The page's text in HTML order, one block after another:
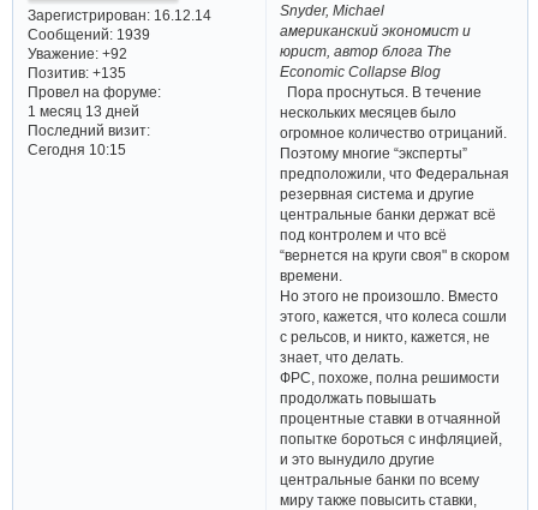
Зарегистрирован: 16.12.14
Сообщений:1939
Уважение: +92
Позитив: +135
Провел на форуме:
1 месяц 13 дней
Последний визит:
Сегодня 10:15
Snyder, Michael
американский экономист и
юрист, автор блога The
Economic Collapse Blog
Пора проснуться. В течение
нескольких месяцев было
огромное количество отрицаний.
Поэтому многие “эксперты”
предположили, что Федеральная
резервная система и другие
центральные банки держат всё
под контролем и что всё
“вернется на круги своя" в скором
времени.
Но этого не произошло. Вместо
этого, кажется, что колеса сошли
с рельсов, и никто, кажется, не
знает, что делать.
ФРС, похоже, полна решимости
продолжать повышать
процентные ставки в отчаянной
попытке бороться с инфляцией,
и это вынудило другие
центральные банки по всему
миру также повысить ставки,